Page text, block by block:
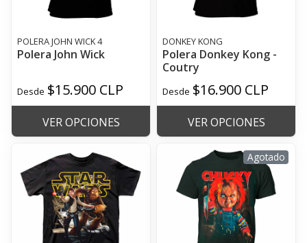
POLERA JOHN WICK 4
Polera John Wick
Desde $15.900 CLP
VER OPCIONES
DONKEY KONG
Polera Donkey Kong -
Coutry
Desde $16.900 CLP
VER OPCIONES
Agotado